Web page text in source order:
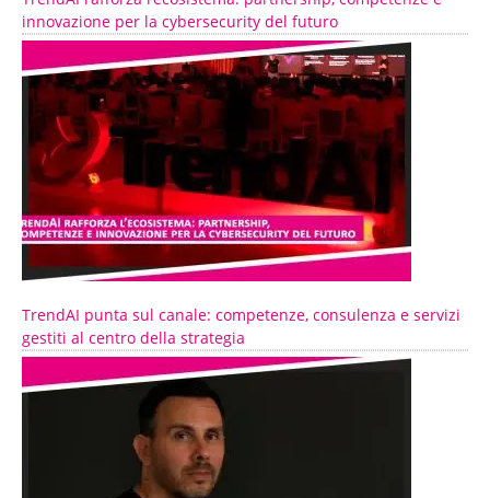
innovazione per la cybersecurity del futuro
TrendAI punta sul canale: competenze, consulenza e servizi
gestiti al centro della strategia